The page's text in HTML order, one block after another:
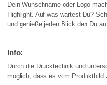
Dein Wunschname oder Logo
Highlight. Auf was wartest Du?
und genieße jeden Blick den Du
Info:
Durch die Drucktechnik und
möglich, dass es vom Produktbild